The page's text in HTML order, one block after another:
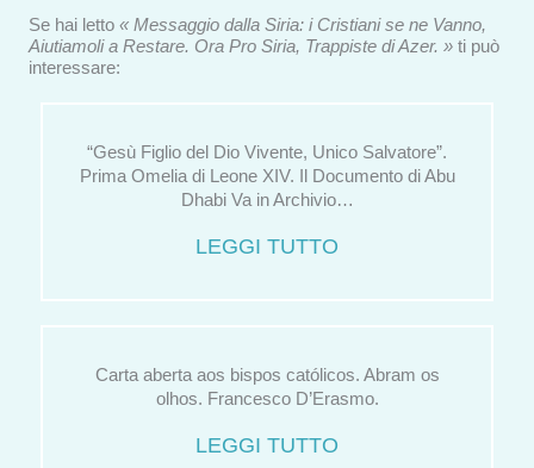
Se hai letto « Messaggio dalla Siria: i Cristiani se ne Vanno,
Aiutiamoli a Restare. Ora Pro Siria, Trappiste di Azer. » ti può
interessare:
“Gesù Figlio del Dio Vivente, Unico Salvatore”.
Prima Omelia di Leone XIV. Il Documento di Abu
Dhabi Va in Archivio…
LEGGI TUTTO
Carta aberta aos bispos católicos. Abram os
olhos. Francesco D’Erasmo.
LEGGI TUTTO